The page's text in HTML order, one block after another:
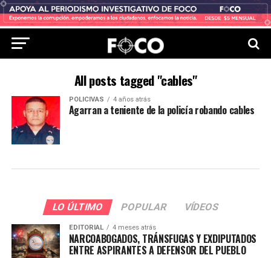
All posts tagged "cables"
POLICIVAS 4 años atrás
Agarran a teniente de la policía robando cables
LO ÚLTIMO POPULAR VÍDEOS
EDITORIAL 4 meses atrás
NARCOABOGADOS, TRÁNSFUGAS Y EXDIPUTADOS
ENTRE ASPIRANTES A DEFENSOR DEL PUEBLO